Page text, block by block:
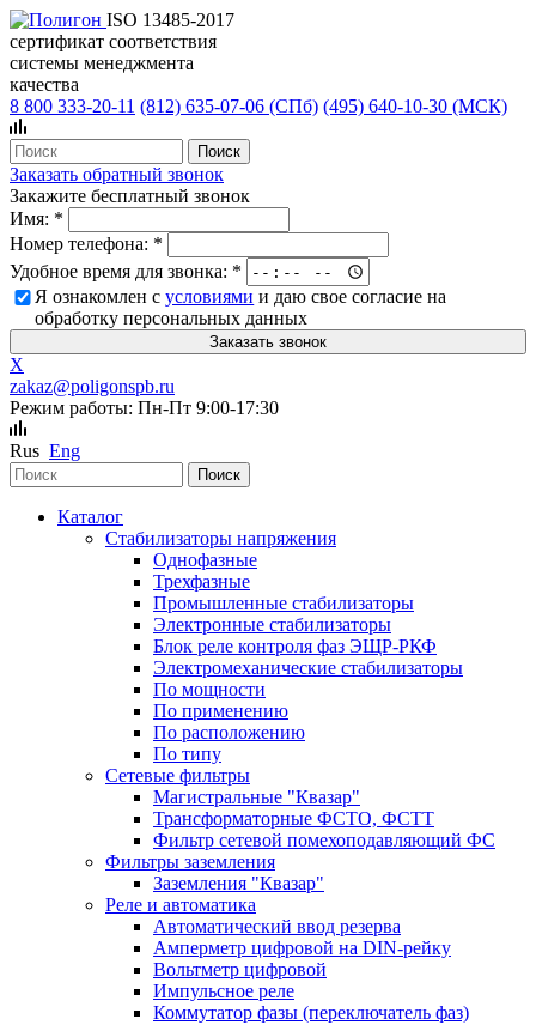
ISO 13485-2017
сертификат соответствия
системы менеджмента
качества
8 800 333-20-11 (812) 635-07-06 (СПб) (495) 640-10-30 (МСК)
Заказать обратный звонок
Закажите бесплатный звонок
Имя: *
Номер телефона: *
Удобное время для звонка: *
Я ознакомлен сусловиями и даю свое согласие на
обработку персональных данных
X
zakaz@poligonspb.ru
Режим работы: Пн-Пт 9:00-17:30
Rus Eng
Каталог
Стабилизаторы напряжения
Однофазные
Трехфазные
Промышленные стабилизаторы
Электронные стабилизаторы
Блок реле контроля фаз ЭЩР-РКФ
Электромеханические стабилизаторы
По мощности
По применению
По расположению
По типу
Сетевые фильтры
Магистральные "Квазар"
Трансформаторные ФСТО, ФСТТ
Фильтр сетевой помехоподавляющий ФС
Фильтры заземления
Заземления "Квазар"
Реле и автоматика
Автоматический ввод резерва
Амперметр цифровой на DIN-рейку
Вольтметр цифровой
Импульсное реле
Коммутатор фазы (переключатель фаз)